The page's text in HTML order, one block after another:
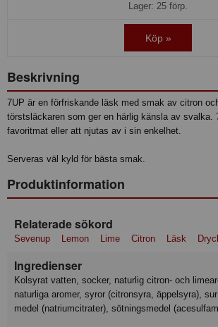
Lager: 25 förp.
Köp »
Beskrivning
7UP är en förfriskande läsk med smak av citron
törstsläckaren som ger en härlig känsla av svalka.
favoritmat eller att njutas av i sin enkelhet.
Serveras väl kyld för bästa smak.
Produktinformation
Relaterade sökord
Sevenup Lemon Lime Citron Läsk
Ingredienser
Kolsyrat vatten, socker, naturlig citron- och limearom med andra
naturliga aromer, syror (citronsyra, äppelsyra),
medel (natriumcitrater), sötningsmedel